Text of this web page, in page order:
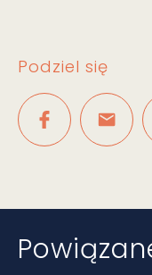
Podziel się